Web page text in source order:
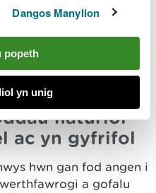
Dangos Manylion
popeth
yn unig
addysg
hwn gan fod angen i
wybodaeth wrth
naturiol
ac yn gyfrifol
hwn gan fod angen i
a gofalu